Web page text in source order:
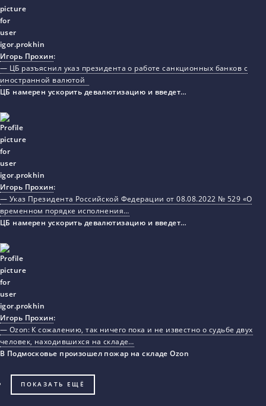
Игорь Прохин:
— ЦБ разъяснил указ президента о работе санкционных банков с
иностранной валютой
ЦБ намерен ускорить девалютизацию и введет…
Игорь Прохин:
— Указ Президента Российской Федерации от 08.08.2022 № 529 «О
временном порядке исполнения…
ЦБ намерен ускорить девалютизацию и введет…
Игорь Прохин:
— Ozon: К сожалению, так ничего пока и не известно о судьбе двух
человек, находившихся на складе…
В Подмосковье произошел пожар на складе Ozon
ПОКАЗАТЬ ЕЩЁ